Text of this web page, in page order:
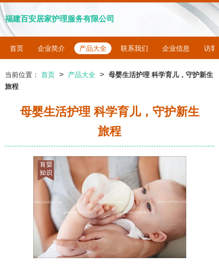
福建百安居家护理服务有限公司
首页 企业简介 产品大全 联系我们 企业信息 访客
当前位置： 首页 > 产品大全 > 母婴生活护理 科学育儿，守护新生
旅程
母婴生活护理 科学育儿，守护新生
旅程